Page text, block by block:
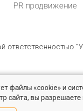
PR продвижение
ответственностью
331-93-56
файлы «cookie» и
сайта, вы